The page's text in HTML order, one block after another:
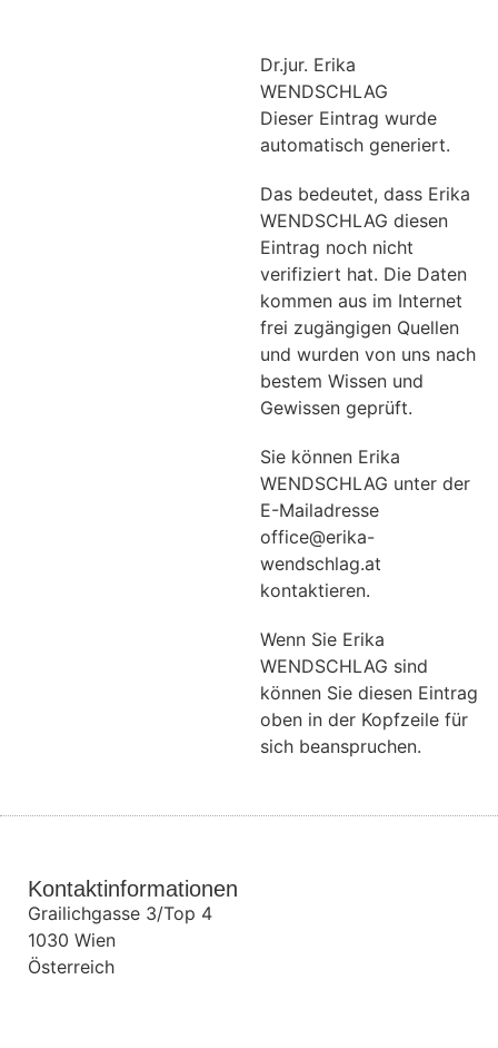
Dr.jur. Erika
WENDSCHLAG
Dieser Eintrag wurde
automatisch generiert.
Das bedeutet, dass Erika
WENDSCHLAG diesen
Eintrag noch nicht
verifiziert hat. Die Daten
kommen aus im Internet
frei zugängigen Quellen
und wurden von uns nach
bestem Wissen und
Gewissen geprüft.
Sie können Erika
WENDSCHLAG unter der
E-Mailadresse
office@erika-
wendschlag.at
kontaktieren.
Wenn Sie Erika
WENDSCHLAG sind
können Sie diesen Eintrag
oben in der Kopfzeile für
sich beanspruchen.
Kontaktinformationen
Grailichgasse 3/Top 4
1030 Wien
Österreich